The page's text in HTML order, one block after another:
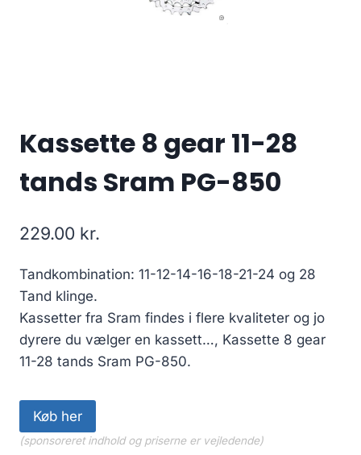
Kassette 8 gear 11-28
tands Sram PG-850
229.00 kr.
Tandkombination: 11-12-14-16-18-21-24 og 28
Tand klinge.
Kassetter fra Sram findes i flere kvaliteter og jo
dyrere du vælger en kassett…, Kassette 8 gear
11-28 tands Sram PG-850.
Køb her
(sponsoreret indhold og priserne er vejledende)